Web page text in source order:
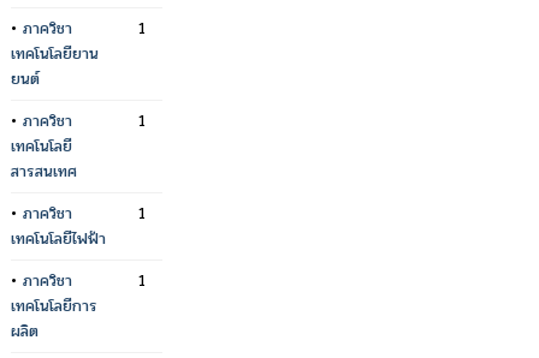
• ภาควิชา
เทคโนโลยียาน
ยนต์
1
• ภาควิชา
เทคโนโลยี
สารสนเทศ
1
• ภาควิชา
เทคโนโลยีไฟฟ้า
1
• ภาควิชา
เทคโนโลยีการ
ผลิต
1